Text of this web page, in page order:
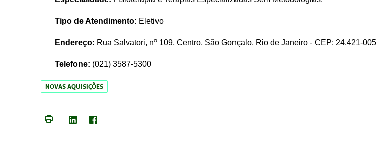
Tipo de Atendimento: Eletivo
Endereço: Rua Salvatori, nº 109, Centro, São Gonçalo, Rio de Janeiro - CEP: 24.421-005
Telefone: (021) 3587-5300
NOVAS AQUISIÇÕES